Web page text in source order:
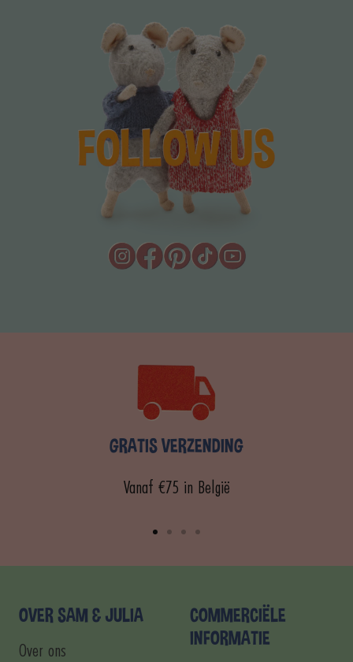
JOUW VIDEO'S
GRATIS VERZENDING
Vanaf €75 in België
naarnaarnaarnaar
4
OVER SAM & JULIA
Over ons
COMMERCIËLE
INFORMATIE